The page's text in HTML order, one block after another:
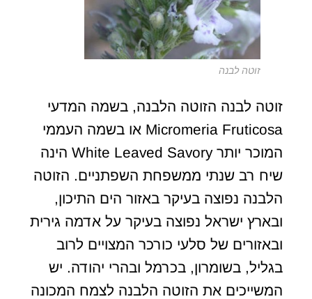
זוטה לבנה
זוטה לבנה הזוטה הלבנה, בשמה המדעי
Micromeria Fruticosa או בשמה העממי
המוכר יותר White Leaved Savory הינה
שיח רב שנתי ממשפחת השפתניים. הזוטה
הלבנה נפוצה בעיקר באזור הים התיכון,
ובארץ ישראל נפוצה בעיקר על אדמה גירית
ובאזורים של סלעי כורכר המצויים לרוב
בגליל, בשומרון, בכרמל ובהרי יהודה. יש
המשייכים את הזוטה הלבנה לצמח המכונה